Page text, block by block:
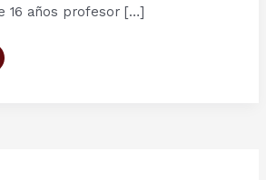
16 años profesor […]